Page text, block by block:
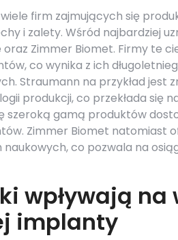
firm zajmujących się
i zalety. Wśród najbardziej
Zimmer Biomet. Firmy te
co wynika z ich
Straumann na przykład jest
produkcji, co przekłada się
szeroką gamą produktów
Zimmer Biomet natomiast
co pozwala na
wpływają
implanty